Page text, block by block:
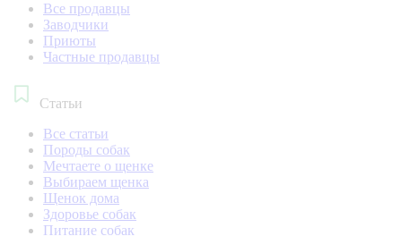
Все продавцы
Заводчики
Приюты
Частные продавцы
Статьи
Все статьи
Породы собак
Мечтаете о щенке
Выбираем щенка
Щенок дома
Здоровье собак
Питание собак